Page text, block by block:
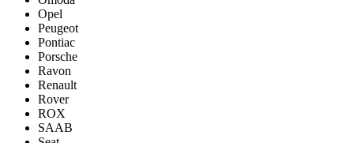
Opel
Peugeot
Pontiac
Porsсhe
Ravon
Renault
Rover
ROX
SAAB